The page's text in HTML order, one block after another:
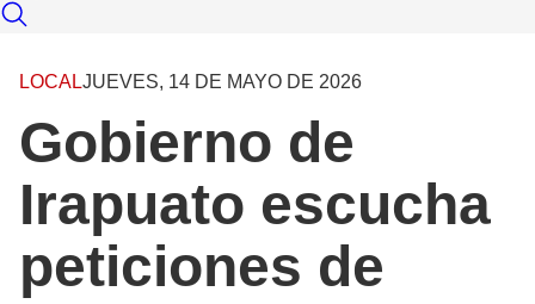
LOCALJUEVES, 14 DE MAYO DE 2026
Gobierno de
Irapuato escucha
peticiones de